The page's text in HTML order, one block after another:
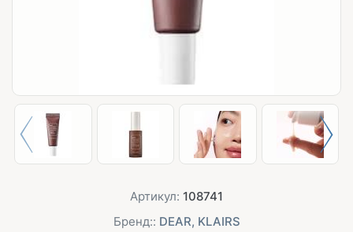
Артикул: 108741
Бренд:: DEAR, KLAIRS